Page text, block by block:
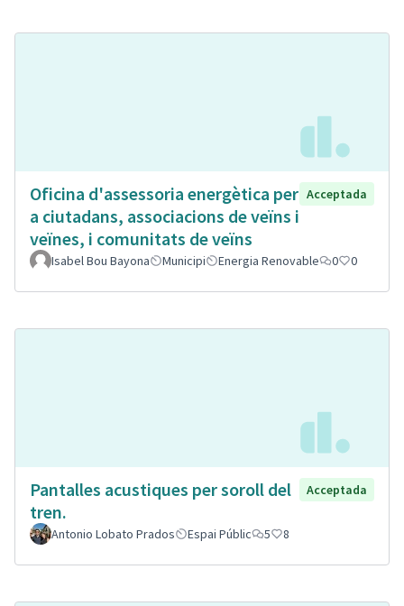
Oficina d'assessoria energètica per
a ciutadans, associacions de veïns i
veïnes, i comunitats de veïns
Acceptada
Isabel Bou Bayona Municipi Energia Renovable 0 0
Pantalles acustiques per soroll del
tren.
Acceptada
Antonio Lobato Prados Espai Públic 5 8